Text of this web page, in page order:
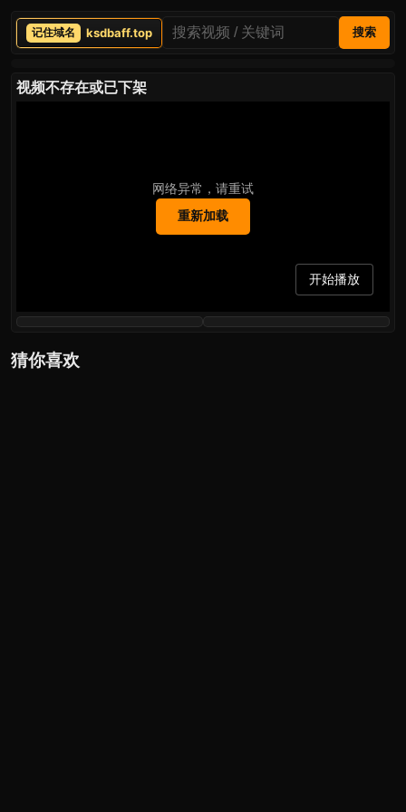
ksdbaff.top 搜索
视频不存在或已下架
网络异常，请重试
重新加载
开始播放
猜你喜欢